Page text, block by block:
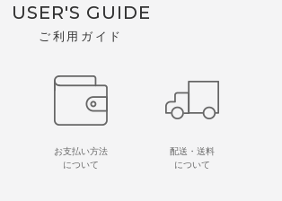
USER'S GUIDE
ご利用ガイド
お支払い方法
について
配送・送料
について